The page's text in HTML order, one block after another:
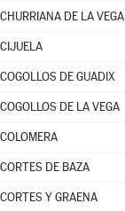
CHURRIANA DE LA VEGA
CIJUELA
COGOLLOS DE GUADIX
COGOLLOS DE LA VEGA
COLOMERA
CORTES DE BAZA
CORTES Y GRAENA